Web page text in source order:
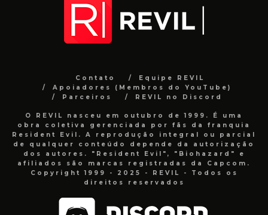
Contato
Equipe REVIL
Apoiadores (Membros do YouTube)
Parceiros
REVIL no Discord
O REVIL nasceu em outubro de 1999. É uma
obra coletiva gerenciada por fãs da franquia
Resident Evil. A reprodução integral ou parcial
de qualquer conteúdo depende da autorização
dos autores. "Resident Evil", "Biohazard" e
afiliados são marcas registradas da Capcom.
Copyright 1999 - 2025 - REVIL - Todos os
direitos reservados